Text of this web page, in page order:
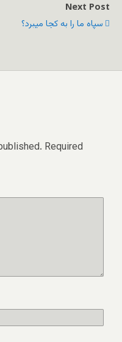
Next Post
سپاه ما را به کجا میبرد؟
Required